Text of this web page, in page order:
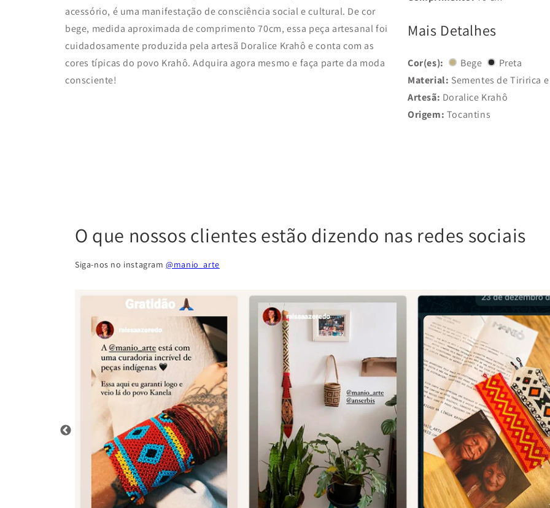
acessório, é uma manifestação de consciência social e cultural. De cor
bege, medida aproximada de comprimento 70cm, essa peça artesanal foi
cuidadosamente produzida pela artesã Doralice Krahô e conta com as
cores típicas do povo Krahô. Adquira agora mesmo e faça parte da moda
consciente!
Mais Detalhes
Cor(es): Bege
Preta
Material: Sementes de Tiririca
Artesã: Doralice Krahô
Origem: Tocantins
O que nossos clientes estão dizendo nas redes sociais
Siga-nos no instagram@manio_arte